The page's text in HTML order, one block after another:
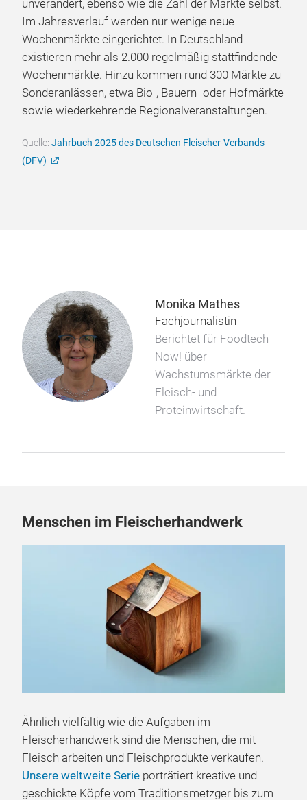
unverändert, ebenso wie die Zahl der Märkte selbst.
Im Jahresverlauf werden nur wenige neue
Wochenmärkte eingerichtet. In Deutschland
existieren mehr als 2.000 regelmäßig stattfindende
Wochenmärkte. Hinzu kommen rund 300 Märkte zu
Sonderanlässen, etwa Bio-, Bauern- oder Hofmärkte
sowie wiederkehrende Regionalveranstaltungen.
Quelle: Jahrbuch 2025 des Deutschen Fleischer-Verbands
(DFV)
Monika Mathes
Fachjournalistin
Berichtet für Foodtech
Now! über
Wachstumsmärkte der
Fleisch- und
Proteinwirtschaft.
Menschen im Fleischerhandwerk
Ähnlich vielfältig wie die Aufgaben im
Fleischerhandwerk sind die Menschen, die mit
Fleisch arbeiten und Fleischprodukte verkaufen.
Unsere weltweite Serie porträtiert kreative und
geschickte Köpfe vom Traditionsmetzger bis zum